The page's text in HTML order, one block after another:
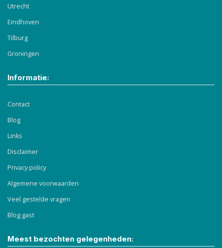
Utrecht
Eindhoven
Tilburg
Groningen
Informatie:
Contact
Blog
Links
Disclaimer
Privacy policy
Algemene voorwaarden
Veel gestelde vragen
Blog gast
Meest bezochten gelegenheden: